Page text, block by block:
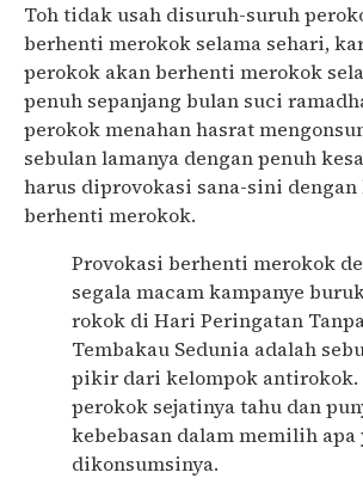
Toh tidak usah disuruh-suruh
berhenti merokok selama sehari,
perokok akan berhenti merokok
penuh sepanjang bulan suci
perokok menahan hasrat
sebulan lamanya dengan penuh
harus diprovokasi sana-sini dengan
berhenti merokok.
Provokasi berhenti merokok
segala macam kampanye
rokok di Hari Peringatan
Tembakau Sedunia adalah
pikir dari kelompok antirokok.
perokok sejatinya tahu dan
kebebasan dalam memilih apa
dikonsumsinya.